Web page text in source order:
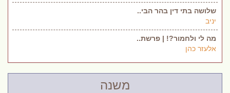
שלושה בתי דין בהר הבי..
יניב
מה לי ולחמור?! | פרשת..
אלעזר כהן
משנה